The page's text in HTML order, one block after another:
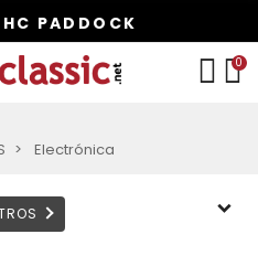
PADDOCK
0
Electrónica